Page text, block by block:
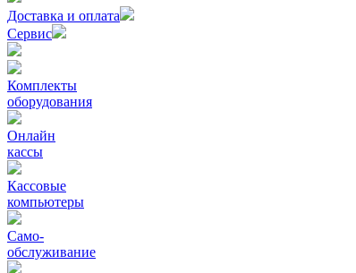
Доставка и оплата
Сервис
Комплекты
оборудования
Онлайн
кассы
Кассовые
компьютеры
Само-
обслуживание